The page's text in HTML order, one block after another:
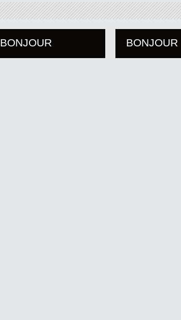
BONJOUR BONJOUR